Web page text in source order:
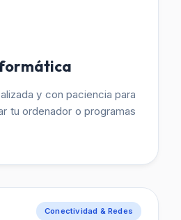
y con paciencia para
tu ordenador o programas
Conectividad & Redes